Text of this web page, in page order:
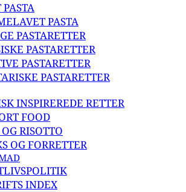
PASTA
PASTARETTER
PASTARETTER
PASTARETTER
PASTARETTER
INSPIREREDE RETTER
FOOD
RISOTTO
OG FORRETTER
INDEX